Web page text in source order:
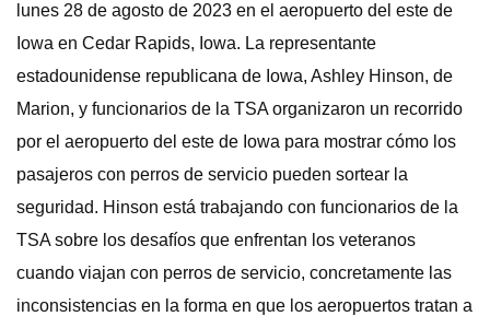
lunes 28 de agosto de 2023 en el aeropuerto del este de
Iowa en Cedar Rapids, Iowa. La representante
estadounidense republicana de Iowa, Ashley Hinson, de
Marion, y funcionarios de la TSA organizaron un recorrido
por el aeropuerto del este de Iowa para mostrar cómo los
pasajeros con perros de servicio pueden sortear la
seguridad. Hinson está trabajando con funcionarios de la
TSA sobre los desafíos que enfrentan los veteranos
cuando viajan con perros de servicio, concretamente las
inconsistencias en la forma en que los aeropuertos tratan a